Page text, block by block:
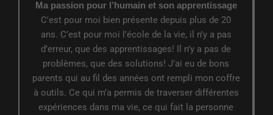
Ma passion pour l’humain et son apprentissage
C'est pour moi bien présente depuis plus de 20
ans. C’est pour moi l’école de la vie, il n’y a pas
d’erreur, que des apprentissages! Il n’y a pas de
problèmes, que des solutions! J’ai eu de bons
parents qui au fil des années ont rempli mon coffre
à outils. Ce qui m’a permis de traverser différentes
expériences dans ma vie, ce qui fait la personne